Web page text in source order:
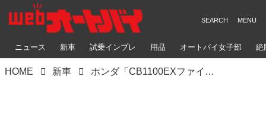
ニュース 新車 試乗インプレ 用品 オートバイ女子部 絶
HOME 新車 ホンダ「CB1100EXファイナルエディション」を解説｜有終の美を飾るカラーはレッドとブラックの2色